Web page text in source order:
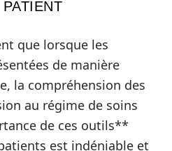
PATIENT
que lorsque les
de manière
la compréhension des
au régime de soins
de ces outils**
est indéniable et